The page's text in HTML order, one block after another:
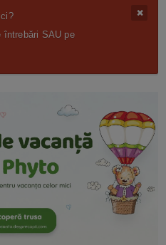
întrebări SAU pe